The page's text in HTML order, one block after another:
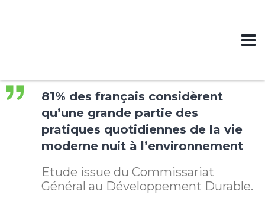
81% des français considèrent
qu’une grande partie des
pratiques quotidiennes de la vie
moderne nuit à l’environnement
Etude issue du Commissariat
Général au Développement Durable.